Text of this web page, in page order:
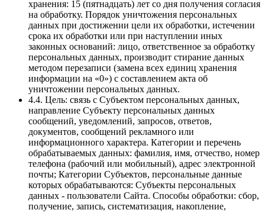
хранения: 15 (пятнадцать) лет со дня получения согласия
на обработку. Порядок уничтожения персональных
данных при достижении цели их обработки, истечении
срока их обработки или при наступлении иных
законных оснований: лицо, ответственное за обработку
персональных данных, производит стирание данных
методом перезаписи (замена всех единиц хранения
информации на «0») с составлением акта об
уничтожении персональных данных.
4.4. Цель: связь с Субъектом персональных данных,
направление Субъекту персональных данных
сообщений, уведомлений, запросов, ответов,
документов, сообщений рекламного или
информационного характера. Категории и перечень
обрабатываемых данных: фамилия, имя, отчество, номер
телефона (рабочий или мобильный), адрес электронной
почты; Категории Субъектов, персональные данные
которых обрабатываются: Субъекты персональных
данных - пользователи Сайта. Способы обработки: сбор,
получение, запись, систематизация, накопление,